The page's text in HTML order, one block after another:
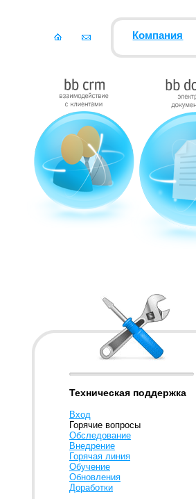
Компания
Техническая поддержка
Вход
Горячие вопросы
Обследование
Внедрение
Горячая линия
Обучение
Обновления
Доработки